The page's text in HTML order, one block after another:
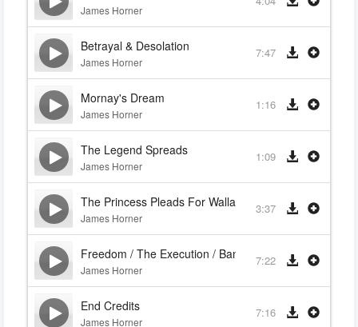
James Horner
Betrayal & Desolation
James Horner
7:47
Mornay's Dream
James Horner
1:16
The Legend Spreads
James Horner
1:09
The Princess Pleads For Wallace's Life
James Horner
3:37
Freedom / The Execution / Bannockburn
James Horner
7:22
End Credits
James Horner
7:16